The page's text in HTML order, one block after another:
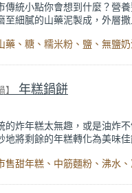
傳統小點你會想到什麼？營
至細膩的山藥泥製成，外層
物質，有助於增強免疫力、改
】 年糕鍋餅
的炸年糕太無趣，或是油炸
地將剩餘的年糕轉化為美味
粉和香菜，讓滋味層次豐富
餅皮同時包裹著切成厚片狀
售甜年糕、中筋麵粉、沸水